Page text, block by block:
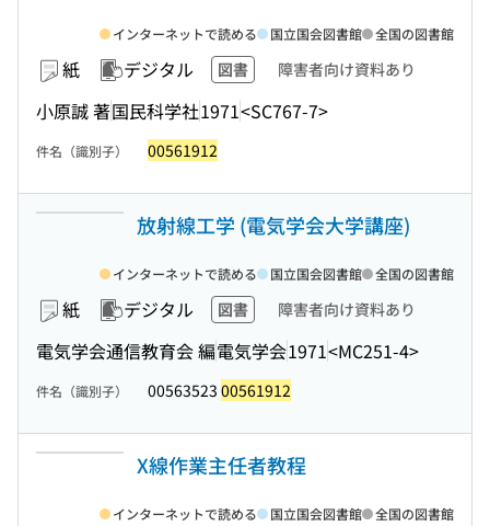
紙 デジタル 図書 障害者向け資料あり
小原誠 著国民科学社1971<SC767-7>
インターネットで読める 国立国会図書館 全国の図書館
件名（識別子） 00561912
放射線工学 (電気学会大学講座)
紙 デジタル 図書 障害者向け資料あり
電気学会通信教育会 編電気学会1971<MC251-4>
インターネットで読める 国立国会図書館 全国の図書館
件名（識別子） 00563523 00561912
X線作業主任者教程
インターネットで読める 国立国会図書館 全国の図書館